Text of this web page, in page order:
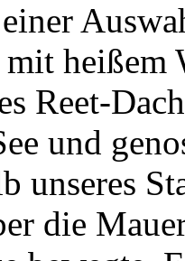
heißem
Reet-
und
unseres
die